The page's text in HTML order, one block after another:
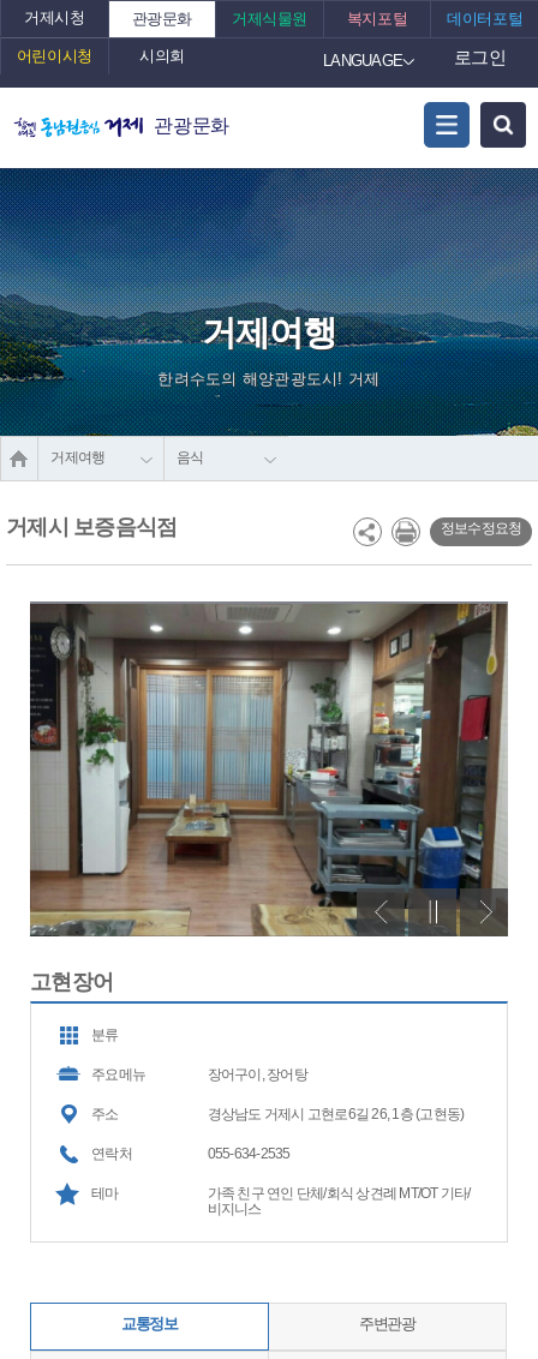
거제시청 관광문화 거제식물원 복지포털 데이터포털
어린이시청 시의회 LANGUAGE 로그인
관광문화
거제여행
한려수도의 해양관광도시! 거제
거제여행 음식
거제시 보증음식점 정보수정요청
고현장어
분류
주요메뉴 장어구이, 장어탕
주소 경상남도 거제시 고현로6길 26, 1층 (고현동)
연락처 055-634-2535
테마
가족 친구 연인 단체/회식 상견례 MT/OT 기타/
비지니스
교통정보 주변관광